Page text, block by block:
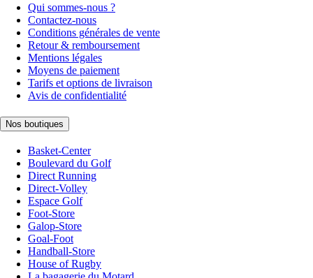
Qui sommes-nous ?
Contactez-nous
Conditions générales de vente
Retour & remboursement
Mentions légales
Moyens de paiement
Tarifs et options de livraison
Avis de confidentialité
Nos boutiques
Basket-Center
Boulevard du Golf
Direct Running
Direct-Volley
Espace Golf
Foot-Store
Galop-Store
Goal-Foot
Handball-Store
House of Rugby